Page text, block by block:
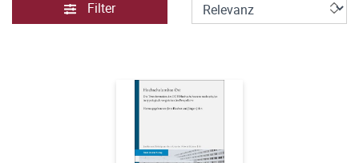
Filter